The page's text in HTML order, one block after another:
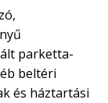
parketta-
beltéri
és háztartási